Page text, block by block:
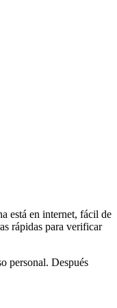
está en internet, fácil de
rápidas para verificar
personal. Después